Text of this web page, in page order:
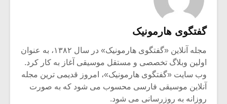
گفتگوی هارمونیک
مجله آنلاین «گفتگوی هارمونیک» در سال ۱۳۸۲، به عنوان
اولین وبلاگ تخصصی و مستقل موسیقی آغاز به کار کرد.
وب سایت «گفتگوی هارمونیک»، امروز قدیمی ترین مجله
آنلاین موسیقی فارسی محسوب می شود که به صورت
روزانه به روزرسانی می شود.